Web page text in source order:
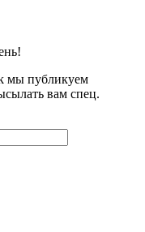
мы публикуем
вам спец.